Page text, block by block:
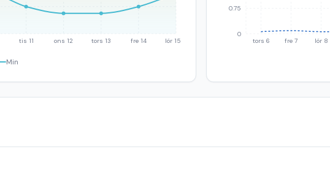
tis 11 ons 12 tors 13 fre 14 lör 15
Min
tors 6 fre 7 lör 8
0
0.75